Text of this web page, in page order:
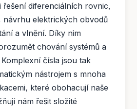
řešení diferenciálních rovnic,
návrhu elektrických obvodů
a vlnění. Díky nim
chování systémů a
čísla jsou tak
nástrojem s mnoha
které obohacují naše
nám řešit složité